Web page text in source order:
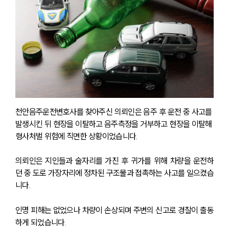
천안음주운전변호사를 찾아주신 의뢰인은 음주 후 운전 중 사고를
발생시킨 뒤 현장을 이탈하고 음주측정을 거부하고 현장을 이탈해
형사처벌 위험에 직면한 상황이었습니다.
의뢰인은 지인들과 술자리를 가진 후 귀가를 위해 차량을 운전하
던 중 도로 가장자리에 정차된 구조물과 접촉하는 사고를 일으켰습
니다.
인명 피해는 없었으나 차량이 손상되며 주변의 신고로 경찰이 출동
하게 되었습니다.